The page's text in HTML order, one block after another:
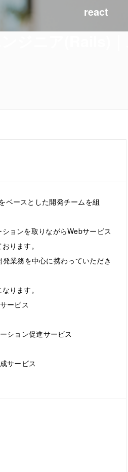
react
ベースとした開発チームを組
ョンを取りながらWebサービス
ります。
業務を中心に携わっていただき
ります。
ービス
ション促進サービス
サービス